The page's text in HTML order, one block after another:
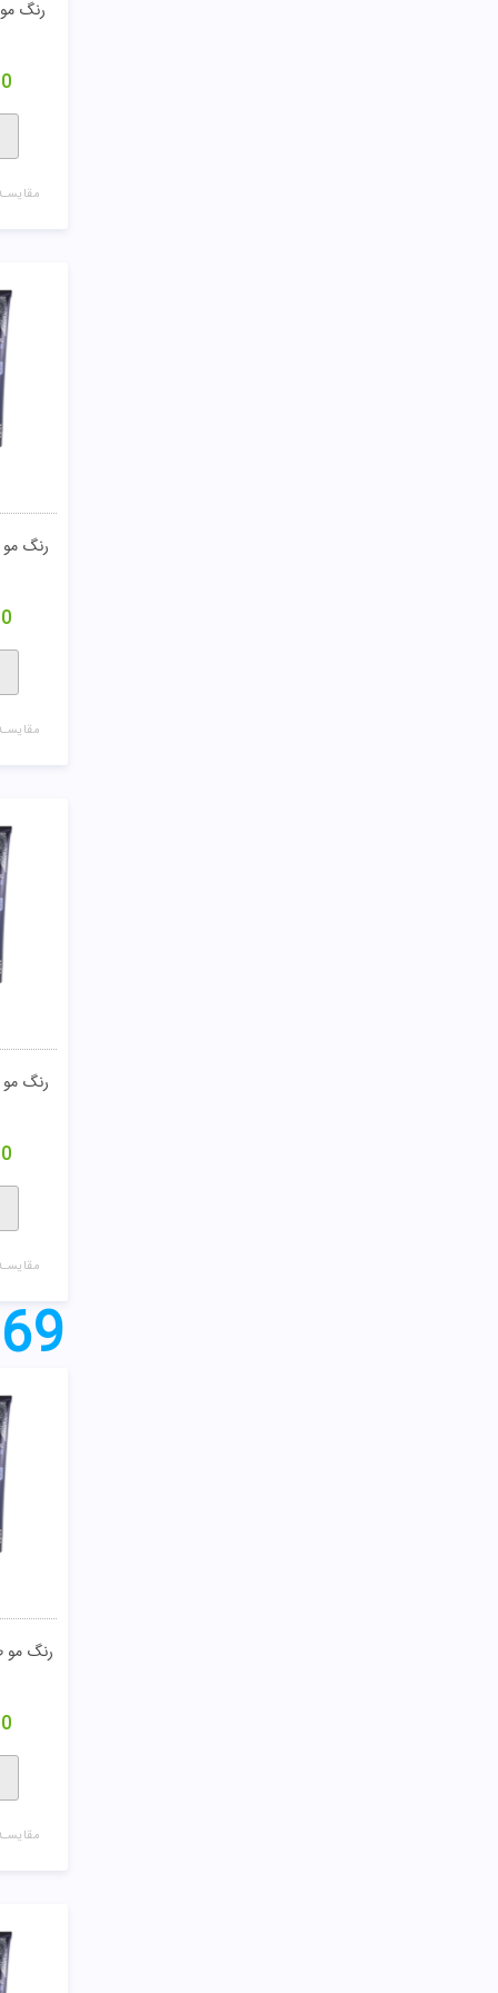
رنگ مو
رنگ مو طبیعی
رنگ مو طبیعی
69
رنگ مو طبیعی